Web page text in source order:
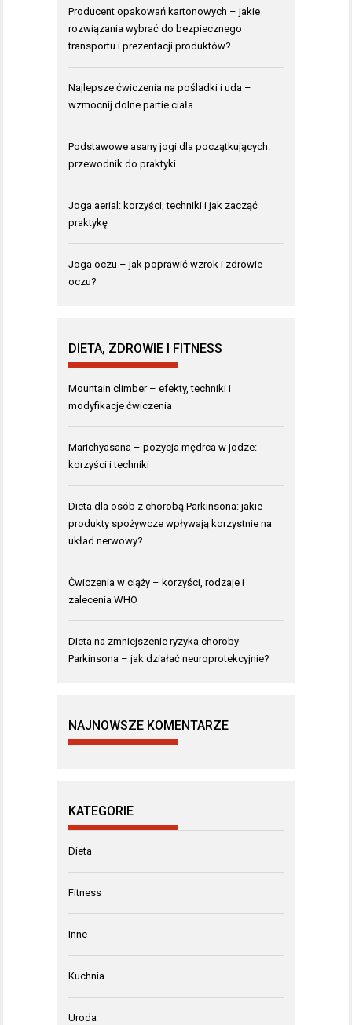
Producent opakowań kartonowych – jakie
rozwiązania wybrać do bezpiecznego
transportu i prezentacji produktów?
Najlepsze ćwiczenia na pośladki i uda –
wzmocnij dolne partie ciała
Podstawowe asany jogi dla początkujących:
przewodnik do praktyki
Joga aerial: korzyści, techniki i jak zacząć
praktykę
Joga oczu – jak poprawić wzrok i zdrowie
oczu?
DIETA, ZDROWIE I FITNESS
Mountain climber – efekty, techniki i
modyfikacje ćwiczenia
Marichyasana – pozycja mędrca w jodze:
korzyści i techniki
Dieta dla osób z chorobą Parkinsona: jakie
produkty spożywcze wpływają korzystnie na
układ nerwowy?
Ćwiczenia w ciąży – korzyści, rodzaje i
zalecenia WHO
Dieta na zmniejszenie ryzyka choroby
Parkinsona – jak działać neuroprotekcyjnie?
NAJNOWSZE KOMENTARZE
KATEGORIE
Dieta
Fitness
Inne
Kuchnia
Uroda